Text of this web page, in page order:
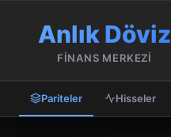
Anlık Döviz
FİNANS MERKEZİ
Pariteler Hisseler